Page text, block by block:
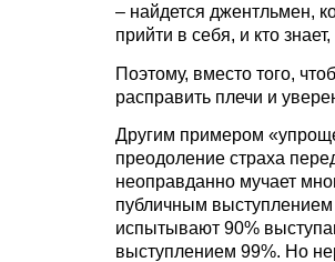
– найдется джентльмен,
прийти в себя, и кто
Поэтому, вместо того,
расправить плечи и
Другим примером
преодоление страха
неоправданно мучает
публичным
испытывают 90%
выступлением 99%. Но